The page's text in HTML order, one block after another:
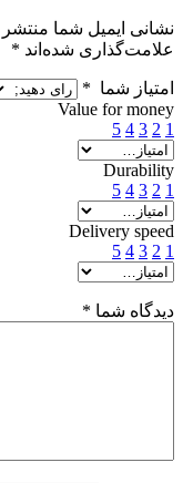
نشانی ایمیل شما
علامت‌گذاری شده‌اند *
امتیاز شما *
Value for money
1
2
3
4
5
Durability
1
2
3
4
5
Delivery speed
1
2
3
4
5
دیدگاه شما *